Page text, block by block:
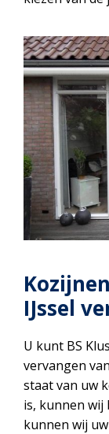
IJssel
U kunt BS
vervangen
staat van uw
is, kunnen wij
kunnen wij